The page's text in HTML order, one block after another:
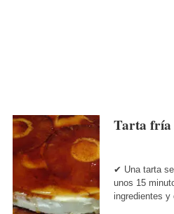
Tarta fría
✔ Una tarta
unos 15
ingredientes y